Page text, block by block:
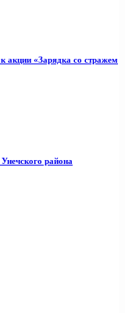
акции «Зарядка со стражем
района